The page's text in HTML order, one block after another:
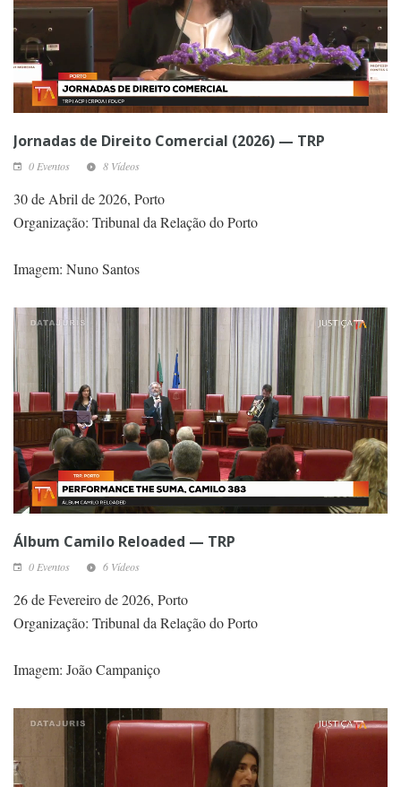
Jornadas de Direito Comercial (2026) — TRP
0 Eventos 8 Vídeos
30 de Abril de 2026, Porto
Organização: Tribunal da Relação do Porto
Imagem: Nuno Santos
Álbum Camilo Reloaded — TRP
0 Eventos 6 Vídeos
26 de Fevereiro de 2026, Porto
Organização: Tribunal da Relação do Porto
Imagem: João Campaniço